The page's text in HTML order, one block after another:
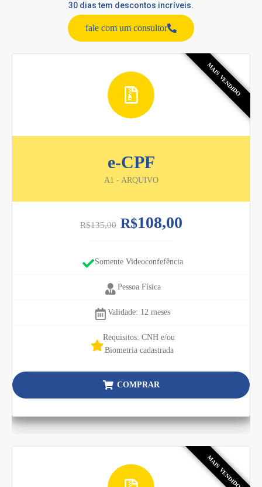
30 dias tem descontos incríveis.
fale com um consultor
e-CPF
A1 - ARQUIVO
R$135,00 R$108,00
Somente Videoconfefência
Pessoa Física
Validade: 12 meses
Requisitos: CNH e/ou
Biometria cadastrada
COMPRAR